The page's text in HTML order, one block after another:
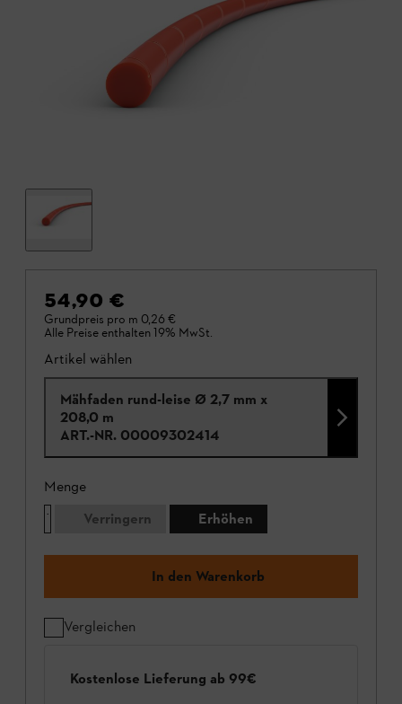
54,90 €
Grundpreis pro m 0,26 €
Alle Preise enthalten 19% MwSt.
Artikel wählen
Mähfaden rund-leise Ø 2,7 mm x
208,0 m
ART.-NR. 00009302414
Menge
Verringern
Erhöhen
In den Warenkorb
Vergleichen
Kostenlose Lieferung ab 99€